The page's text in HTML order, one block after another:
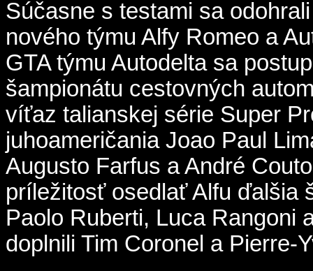
Súčasne s testami sa
nového týmu Alfy Romeo a
GTA týmu Autodelta sa
šampionátu cestovných
víťaz talianskej série Super
juhoameričania Joao Paul
Augusto Farfus a André
príležitosť osedlať Alfu ďalšia
Paolo Ruberti, Luca Rangoni
doplnili Tim Coronel a Pierre-